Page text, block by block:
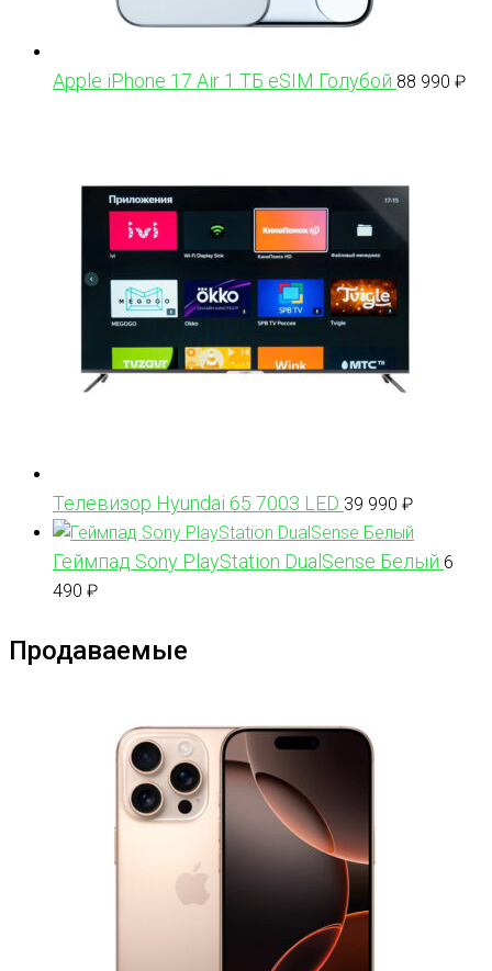
Apple iPhone 17 Air 1 ТБ eSIM Голубой 88 990 ₽
Телевизор Hyundai 65 7003 LED 39 990 ₽
Геймпад Sony PlayStation DualSense Белый 6
490 ₽
Продаваемые